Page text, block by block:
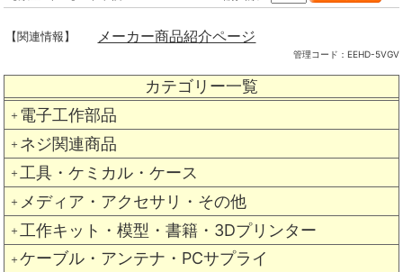
カテゴリー一覧
＋ 電子工作部品
＋ ネジ関連商品
＋ 工具・ケミカル・ケース
＋ メディア・アクセサリ・その他
＋ 工作キット・模型・書籍・3Dプリンター
＋ ケーブル・アンテナ・PCサプライ
【関連情報】 メーカー商品紹介ページ
管理コード： EEHD-5VGV